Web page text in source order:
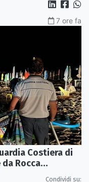
7 ore fa
Costiera di
Rocca
Condividi su: